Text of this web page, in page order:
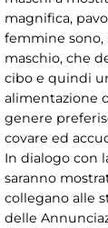
magnifica,
femmine
maschio, che
cibo e quindi
alimentazione
genere
covare ed
In dialogo con
saranno
collegano alle
delle